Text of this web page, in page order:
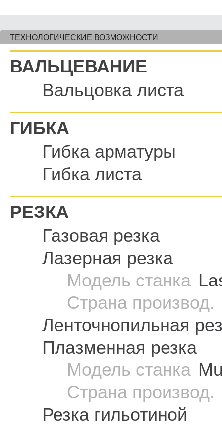
ТЕХНОЛОГИЧЕСКИЕ ВОЗМОЖНОСТИ
ВАЛЬЦЕВАНИЕ
Вальцовка листа
ГИБКА
Гибка арматуры
Гибка листа
РЕЗКА
Газовая резка
Лазерная резка
Модель станка
Страна производ.
Ленточнопильная
Плазменная резка
Модель станка
Страна производ.
Резка гильотиной